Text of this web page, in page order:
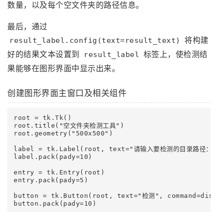
数量，以及每个空文件夹的路径信息。
最后，通过
result_label.config(text=result_text)
将构建
好的结果文本设置到
result_label 标签上，使检测结
果能够在图形界面中显示出来。
创建图形界面主窗口及相关组件
root = tk.Tk()
root.title("空文件夹检测工具")
root.geometry("500x500")
label = tk.Label(root, text="请输入要检测的目录路径：
label.pack(pady=10)
entry = tk.Entry(root)
entry.pack(pady=5)
button = tk.Button(root, text="检测",
button.pack(pady=10)